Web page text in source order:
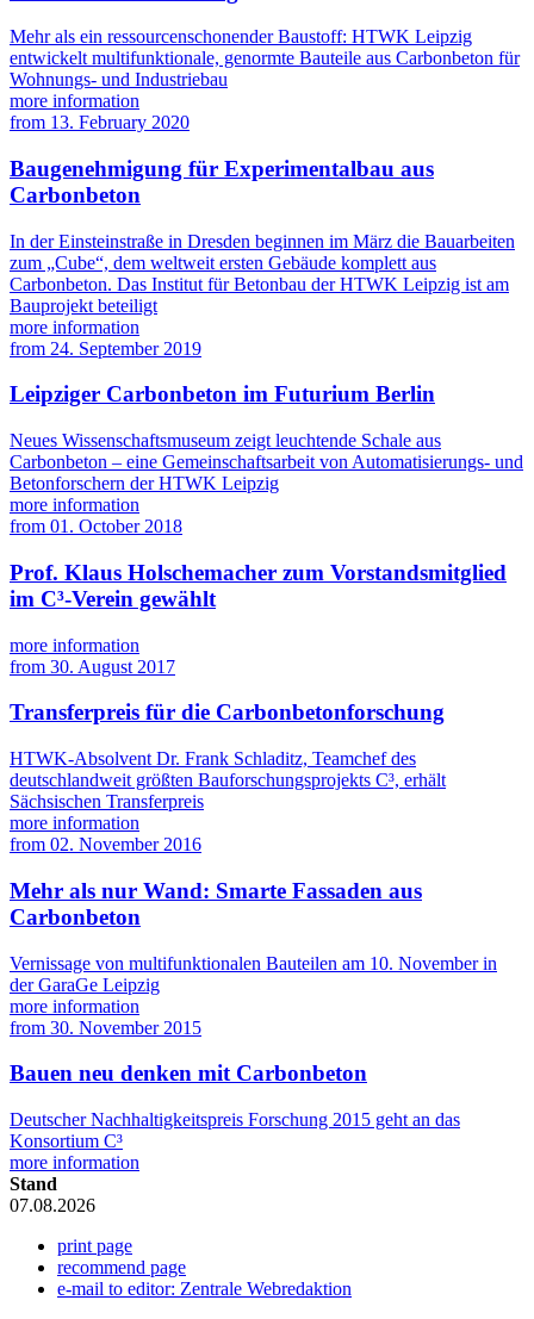
Mehr als ein ressourcenschonender Baustoff: HTWK Leipzig
entwickelt multifunktionale, genormte Bauteile aus Carbonbeton für
Wohnungs- und Industriebau
more information
from 13. February 2020
Baugenehmigung für Experimentalbau aus
Carbonbeton
In der Einsteinstraße in Dresden beginnen im März die Bauarbeiten
zum „Cube“, dem weltweit ersten Gebäude komplett aus
Carbonbeton. Das Institut für Betonbau der HTWK Leipzig ist am
Bauprojekt beteiligt
more information
from 24. September 2019
Leipziger Carbonbeton im Futurium Berlin
Neues Wissenschaftsmuseum zeigt leuchtende Schale aus
Carbonbeton – eine Gemeinschaftsarbeit von Automatisierungs- und
Betonforschern der HTWK Leipzig
more information
from 01. October 2018
Prof. Klaus Holschemacher zum Vorstandsmitglied
im C³-Verein gewählt
more information
from 30. August 2017
Transferpreis für die Carbonbetonforschung
HTWK-Absolvent Dr. Frank Schladitz, Teamchef des
deutschlandweit größten Bauforschungsprojekts C³, erhält
Sächsischen Transferpreis
more information
from 02. November 2016
Mehr als nur Wand: Smarte Fassaden aus
Carbonbeton
Vernissage von multifunktionalen Bauteilen am 10. November in
der GaraGe Leipzig
more information
from 30. November 2015
Bauen neu denken mit Carbonbeton
Deutscher Nachhaltigkeitspreis Forschung 2015 geht an das
Konsortium C³
more information
Stand
07.08.2026
print page
recommend page
e-mail to editor: Zentrale Webredaktion